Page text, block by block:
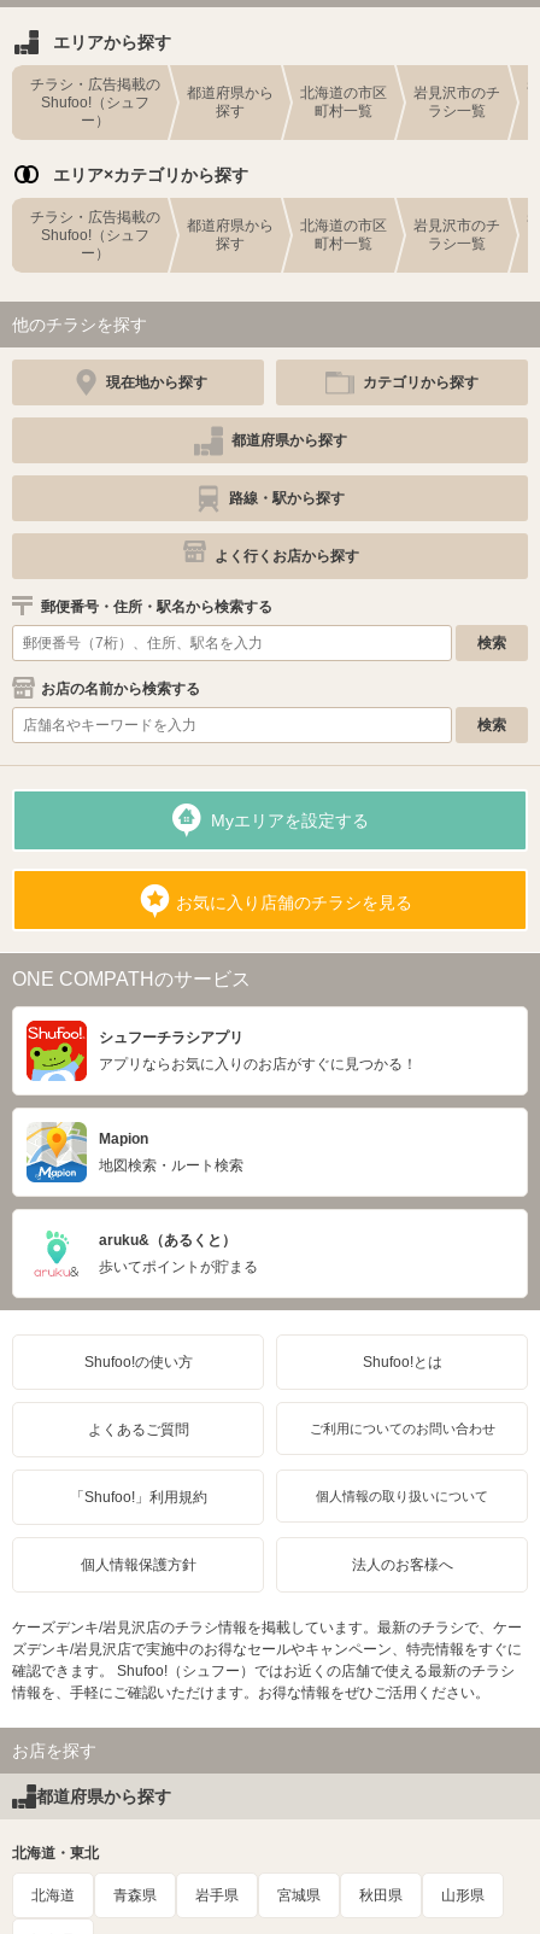
エリアから探す
チラシ・広告掲載の
Shufoo!（シュフ
ー）
都道府県から
探す
北海道の市区
町村一覧
岩見沢市のチ
ラシ一覧
エリア×カテゴリから探す
チラシ・広告掲載の
Shufoo!（シュフ
ー）
都道府県から
探す
北海道の市区
町村一覧
岩見沢市のチ
ラシ一覧
他のチラシを探す
現在地から探す カテゴリから探す
都道府県から探す
路線・駅から探す
よく行くお店から探す
郵便番号・住所・駅名から検索する
お店の名前から検索する
Myエリアを設定する
お気に入り店舗のチラシを見る
ONE COMPATHのサービス
シュフーチラシアプリ
アプリならお気に入りのお店がすぐに見つかる！
Mapion
地図検索・ルート検索
aruku&（あるくと）
歩いてポイントが貯まる
Shufoo!の使い方 Shufoo!とは
よくあるご質問 ご利用についてのお問い合わせ
「Shufoo!」利用規約 個人情報の取り扱いについて
個人情報保護方針 法人のお客様へ
ケーズデンキ/岩見沢店のチラシ情報を掲載しています。最新のチラシで、ケー
ズデンキ/岩見沢店で実施中のお得なセールやキャンペーン、特売情報をすぐに
確認できます。 Shufoo!（シュフー）ではお近くの店舗で使える最新のチラシ
情報を、手軽にご確認いただけます。お得な情報をぜひご活用ください。
お店を探す
都道府県から探す
北海道・東北
北海道 青森県 岩手県 宮城県 秋田県 山形県